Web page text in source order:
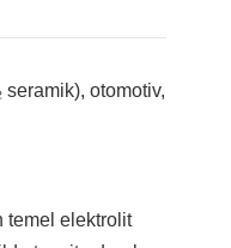
seramik), otomotiv,
temel elektrolit